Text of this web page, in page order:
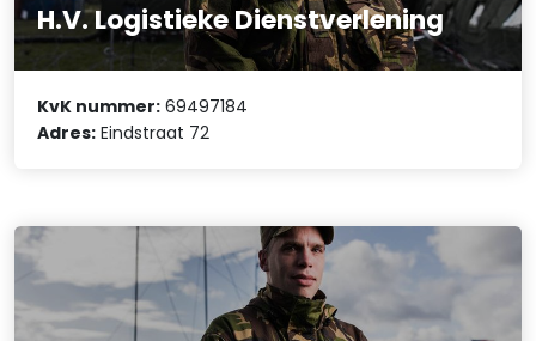
H.V. Logistieke Dienstverlening
KvK nummer: 69497184
Adres: Eindstraat 72